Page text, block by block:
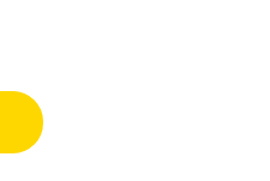
- Note 4X (64Go) / Note 4